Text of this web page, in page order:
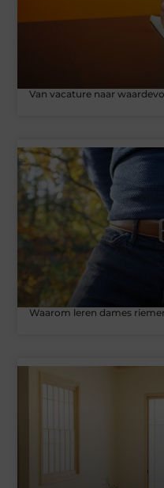
Van vacature naar
Waarom leren dames